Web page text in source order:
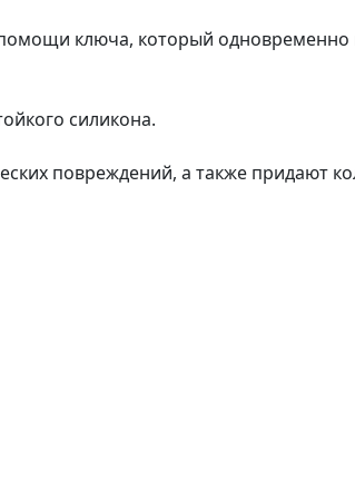
ключа, который
силикона.
повреждений, а также придают
и других транспортных средств.
или силиконовую смазку.